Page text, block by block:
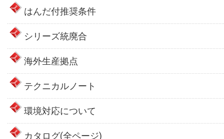
はんだ付推奨条件
シリーズ統廃合
海外生産拠点
テクニカルノート
環境対応について
カタログ(全ページ)